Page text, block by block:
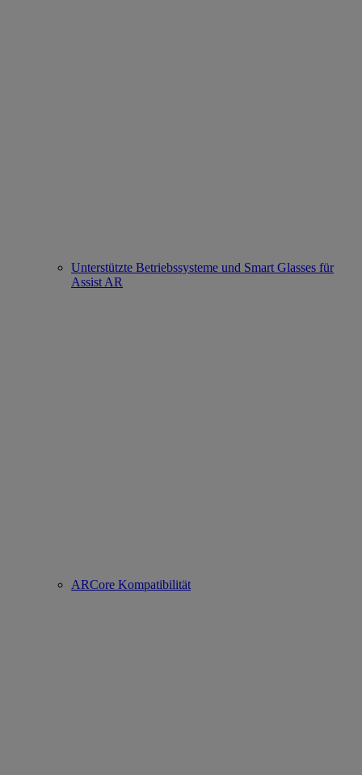
Unterstützte Betriebssysteme und Smart Glasses für
Assist AR
ARCore Kompatibilität